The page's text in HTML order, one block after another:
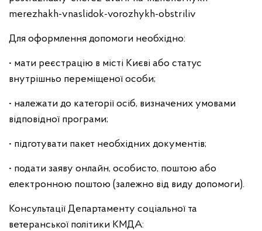
merezhakh-vnaslidok-vorozhykh-obstriliv
Для оформлення допомоги необхідно:
• мати реєстрацію в місті Києві або статус
внутрішньо переміщеної особи;
• належати до категорії осіб, визначених умовами
відповідної програми;
• підготувати пакет необхідних документів;
• подати заяву онлайн, особисто, поштою або
електронною поштою (залежно від виду допомоги).
Консультації Департаменту соціальної та
ветеранської політики КМДА: